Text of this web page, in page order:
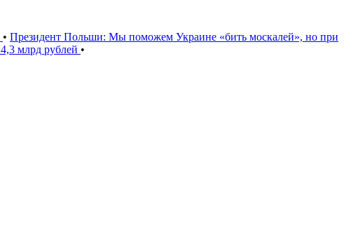
• Президент Польши: Мы поможем Украине «бить москалей», но при
млрд рублей •